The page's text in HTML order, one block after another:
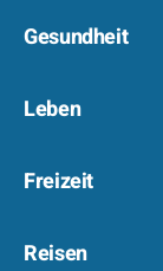
Gesundheit
Leben
Freizeit
Reisen